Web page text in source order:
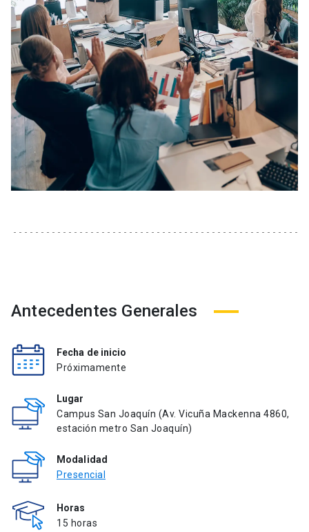
Antecedentes Generales
Fecha de inicio
Próximamente
Lugar
Campus San Joaquín (Av. Vicuña Mackenna 4860,
estación metro San Joaquín)
Modalidad
Presencial
Horas
15 horas